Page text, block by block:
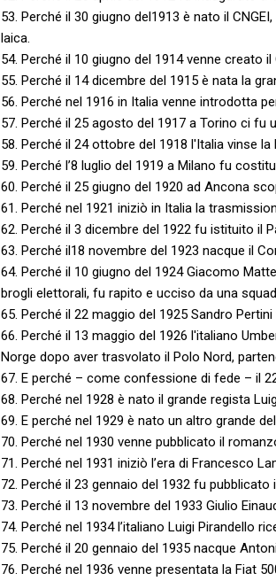
53. Perché il 30 giugno del1913 è nato il
laica.
54. Perché il 10 giugno del 1914 venne creato
55. Perché il 14 dicembre del 1915 è nata la
56. Perché nel 1916 in Italia venne introdotta
57. Perché il 25 agosto del 1917 a Torino ci
58. Perché il 24 ottobre del 1918 l'Italia vinse
59. Perché l’8 luglio del 1919 a Milano fu
60. Perché il 25 giugno del 1920 ad Ancona
61. Perché nel 1921 iniziò in Italia la
62. Perché il 3 dicembre del 1922 fu istituito il
63. Perché il18 novembre del 1923 nacque il
64. Perché il 10 giugno del 1924 Giacomo
brogli elettorali, fu rapito e ucciso da una
65. Perché il 22 maggio del 1925 Sandro
66. Perché il 13 maggio del 1926 l'italiano
Norge dopo aver trasvolato il Polo Nord,
67. E perché – come confessione di fede – il
68. Perché nel 1928 è nato il grande regista
69. E perché nel 1929 è nato un altro grande
70. Perché nel 1930 venne pubblicato il
71. Perché nel 1931 iniziò l’era di Francesco
72. Perché il 23 gennaio del 1932 fu
73. Perché il 13 novembre del 1933 Giulio
74. Perché nel 1934 l’italiano Luigi Pirandello
75. Perché il 20 gennaio del 1935 nacque
76. Perché nel 1936 venne presentata la Fiat